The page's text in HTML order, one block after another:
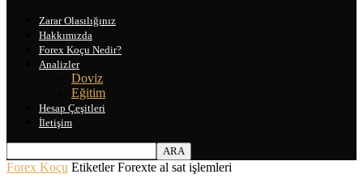
Zarar Olasılığınız
Hakkımızda
Forex Koçu Nedir?
Analizler
Doviz
Eğitim
Hesap Çeşitleri
İletişim
Forex Koçu Etiketler Forexte al sat işlemleri